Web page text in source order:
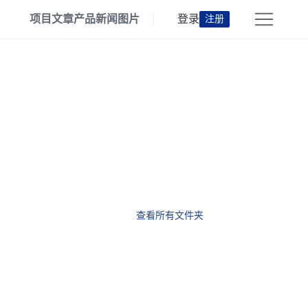
项目文章产品新闻 图片 登录 注册
查看所有文件夹